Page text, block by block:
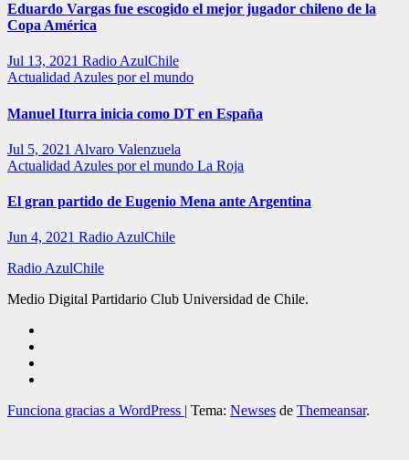
Eduardo Vargas fue escogido el mejor jugador chileno de la
Copa América
Jul 13, 2021 Radio AzulChile
Actualidad Azules por el mundo
Manuel Iturra inicia como DT en España
Jul 5, 2021 Alvaro Valenzuela
Actualidad Azules por el mundo La Roja
El gran partido de Eugenio Mena ante Argentina
Jun 4, 2021 Radio AzulChile
Radio AzulChile
Medio Digital Partidario Club Universidad de Chile.
Funciona gracias a WordPress | Tema: Newses de Themeansar.